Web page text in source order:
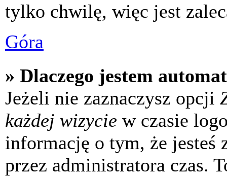
tylko chwilę, więc jest
Góra
» Dlaczego jestem
Jeżeli nie zaznaczysz opcji
każdej wizycie w czasie
informację o tym, że jesteś
przez administratora czas.